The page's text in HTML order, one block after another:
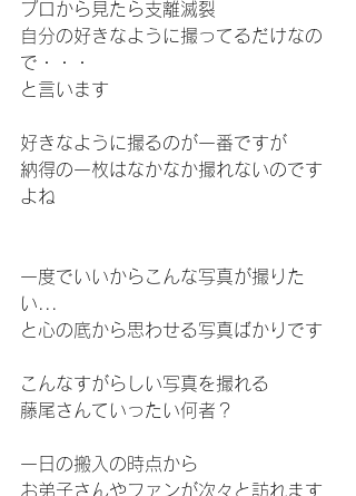
プロから見たら支離滅裂
自分の好きなように撮ってるだけなの
で・・・
と言います
好きなように撮るのが一番ですが
納得の一枚はなかなか撮れないのです
よね
一度でいいからこんな写真が撮りた
い...
と心の底から思わせる写真ばかりです
こんなすがらしい写真を撮れる
藤尾さんていったい何者？
一日の搬入の時点から
お弟子さんやファンが次々と訪れます